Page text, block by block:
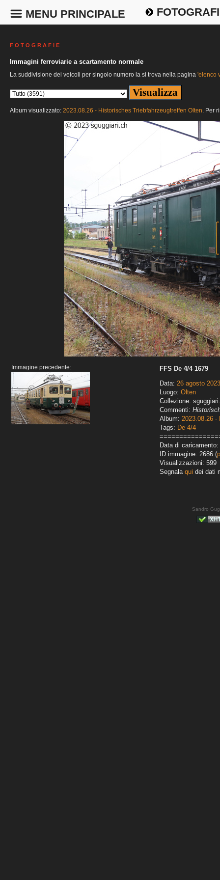
MENU PRINCIPALE
F O T O G R A F I E
Immagini ferroviarie a scartamento normale
La suddivisione dei veicoli per singolo numero la si trova nella pagina 'elenco
Album visualizzato: 2023.08.26 - Historisches Triebfahrzeugtreffen Olten. Per
Immagine precedente:
FFS De 4/4 1679
Data: 26 agosto 2023
Luogo: Olten
Collezione:
Commenti:
Album: 2023.08.26 -
Tags: De 4/4
Data di
ID immagine: 2686 (
Visualizzazioni: 599
Segnala qui dei dati
Sandro